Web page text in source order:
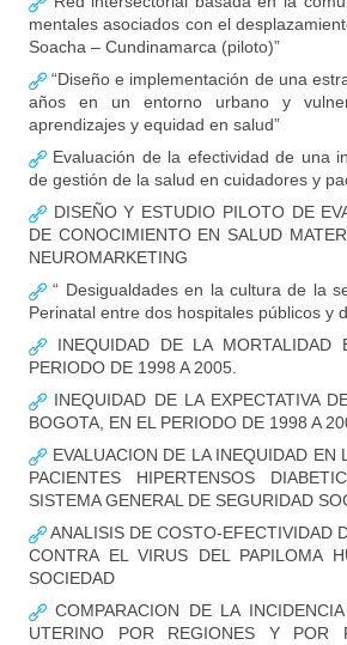
mentales asociados con el
Soacha – Cundinamarca (piloto)”
“Diseño e implementación de una
años en un entorno urbano y
aprendizajes y equidad en salud”
Evaluación de la efectividad de una
de gestión de la salud en cuidadores y
DISEÑO Y ESTUDIO PILOTO DE
DE CONOCIMIENTO EN SALUD
NEUROMARKETING
“ Desigualdades en la cultura de la
Perinatal entre dos hospitales públicos y
INEQUIDAD DE LA MORTALIDAD
PERIODO DE 1998 A 2005.
INEQUIDAD DE LA EXPECTATIVA
BOGOTA, EN EL PERIODO DE 1998 A
EVALUACION DE LA INEQUIDAD EN
PACIENTES HIPERTENSOS
SISTEMA GENERAL DE SEGURIDAD
ANALISIS DE COSTO-EFECTIVIDAD
CONTRA EL VIRUS DEL PAPILOMA
SOCIEDAD
COMPARACION DE LA
UTERINO POR REGIONES Y POR